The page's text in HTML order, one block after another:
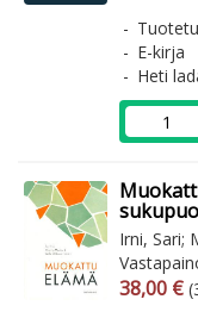
E-kirja
Heti
Irni, Sari;
38,00 €